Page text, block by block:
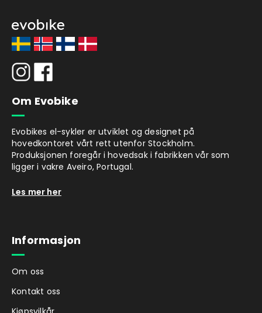
Om Evobike
Evobikes el-sykler er utviklet og designet på
hovedkontoret vårt rett utenfor Stockholm.
Produksjonen foregår i hovedsak i fabrikken vår som
ligger i vakre Aveiro, Portugal.
Les mer her
Informasjon
Om oss
Kontakt oss